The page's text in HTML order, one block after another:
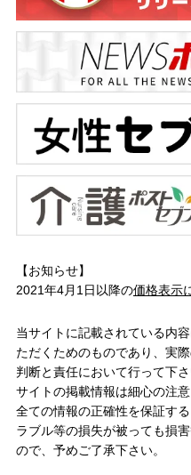
【お知らせ】
2021年4月1日以降の価格表示
当サイトに記載されている内
ただくためのものであり、実
判断と責任において行って下
サイトの掲載情報は細心の注
全ての情報の正確性を保証す
ラブル等の損失が被っても損
ので、予めご了承下さい。